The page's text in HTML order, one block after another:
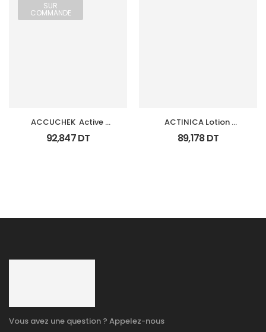
SUR
COMMANDE
ACCUCHEK  Active
Coffret 110
Bandlettes+Appareil
92,847DT
ACTINICA Lotion
Spf50+ Fl 80 Ml
89,178DT
Vous avez une question ? Appelez-nous